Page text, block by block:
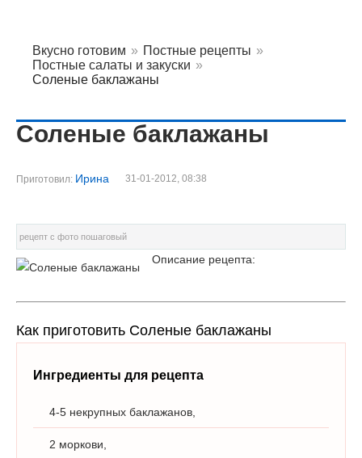
Вкусно готовим » Постные рецепты »
Постные салаты и закуски »
Соленые баклажаны
Соленые баклажаны
Приготовил: Ирина 31-01-2012, 08:38
рецепт с фото пошаговый
Описание рецепта:
Как приготовить Соленые баклажаны
Ингредиенты для рецепта
4-5 некрупных баклажанов,
2 моркови,